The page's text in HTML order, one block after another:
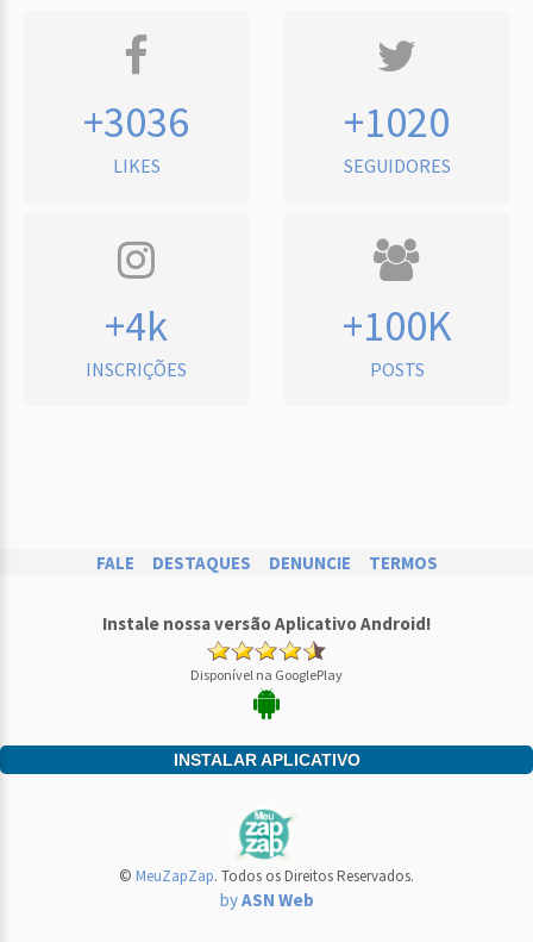
+3036
LIKES
+1020
SEGUIDORES
+4k
INSCRIÇÕES
+100K
POSTS
FALE DESTAQUES DENUNCIE TERMOS
Instale nossa versão Aplicativo Android!
Disponível na GooglePlay
INSTALAR APLICATIVO
© MeuZapZap. Todos os Direitos Reservados.
byASN Web